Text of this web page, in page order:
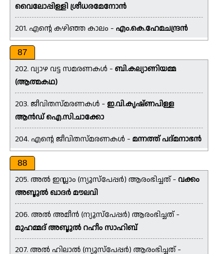
വൈലോപ്പിള്ളി ശ്രീധരമേനോൻ
201. എൻ്റെ കഴിഞ്ഞ കാലം - എം.കെ.ഹേമചന്ദ്രൻ
87
202. വ്യാഴ വട്ട സമരണകൾ - ബി.കല്യാണിയമ്മ
(ആത്മകഥ)
203. ജീവിതസ്മരണകൾ - ഇ.വി.കൃഷ്ണപിള്ള
ആൻഡ് ഐ.സി.ചാക്കോ
204. എൻ്റെ ജീവിതസ്മരണകൾ - മന്നത്ത് പദ്മനാഭൻ
88
205. അൽ ഇസ്ലാം (ന്യൂസ്‌പേപ്പർ) ആരംഭിച്ചത് - വക്കം
അബ്ദുൽ ഖാദർ മൗലവി
206. അൽ അമീൻ (ന്യൂസ്‌പേപ്പർ) ആരംഭിച്ചത് -
മുഹമ്മദ് അബ്ദുൽ റഹീം സാഹിബ്
207. അൽ ഹിലാൽ (ന്യൂസ്‌പേപ്പർ) ആരംഭിച്ചത് -